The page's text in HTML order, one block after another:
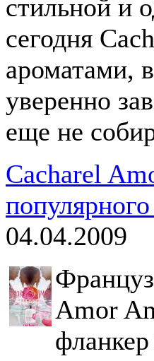
стильной и
сегодня
ароматами,
уверенно
еще не
Cacharel
04.04.2009
Amor